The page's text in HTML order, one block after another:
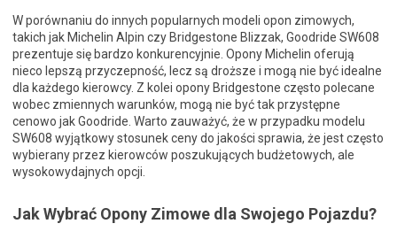
W porównaniu do innych popularnych modeli opon zimowych,
takich jak Michelin Alpin czy Bridgestone Blizzak, Goodride SW608
prezentuje się bardzo konkurencyjnie. Opony Michelin oferują
nieco lepszą przyczepność, lecz są droższe i mogą nie być idealne
dla każdego kierowcy. Z kolei opony Bridgestone często polecane
wobec zmiennych warunków, mogą nie być tak przystępne
cenowo jak Goodride. Warto zauważyć, że w przypadku modelu
SW608 wyjątkowy stosunek ceny do jakości sprawia, że jest często
wybierany przez kierowców poszukujących budżetowych, ale
wysokowydajnych opcji.
Jak Wybrać Opony Zimowe dla Swojego Pojazdu?